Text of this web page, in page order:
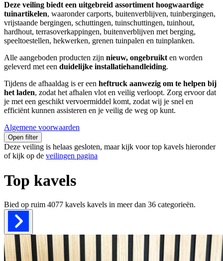
Deze veiling biedt een uitgebreid assortiment hoogwaardige
tuinartikelen, waaronder carports, buitenverblijven, tuinbergingen,
vrijstaande bergingen, schuttingen, tuinschuttingen, tuinhout,
hardhout, terrasoverkappingen, buitenverblijven met berging,
speeltoestellen, hekwerken, grenen tuinpalen en tuinplanken.
Alle aangeboden producten zijn nieuw, ongebruikt en worden
geleverd met een duidelijke installatiehandleiding.
Tijdens de afhaaldag is er een heftruck aanwezig om te helpen bij
het laden, zodat het afhalen vlot en veilig verloopt. Zorg ervoor dat
je met een geschikt vervoermiddel komt, zodat wij je snel en
efficiënt kunnen assisteren en je veilig de weg op kunt.
Algemene voorwaarden
Open filter
Deze veiling is helaas gesloten, maar kijk voor top kavels hieronder
of kijk op de veilingen pagina
Top kavels
Bied op ruim 4077 kavels kavels in meer dan 36 categorieën.